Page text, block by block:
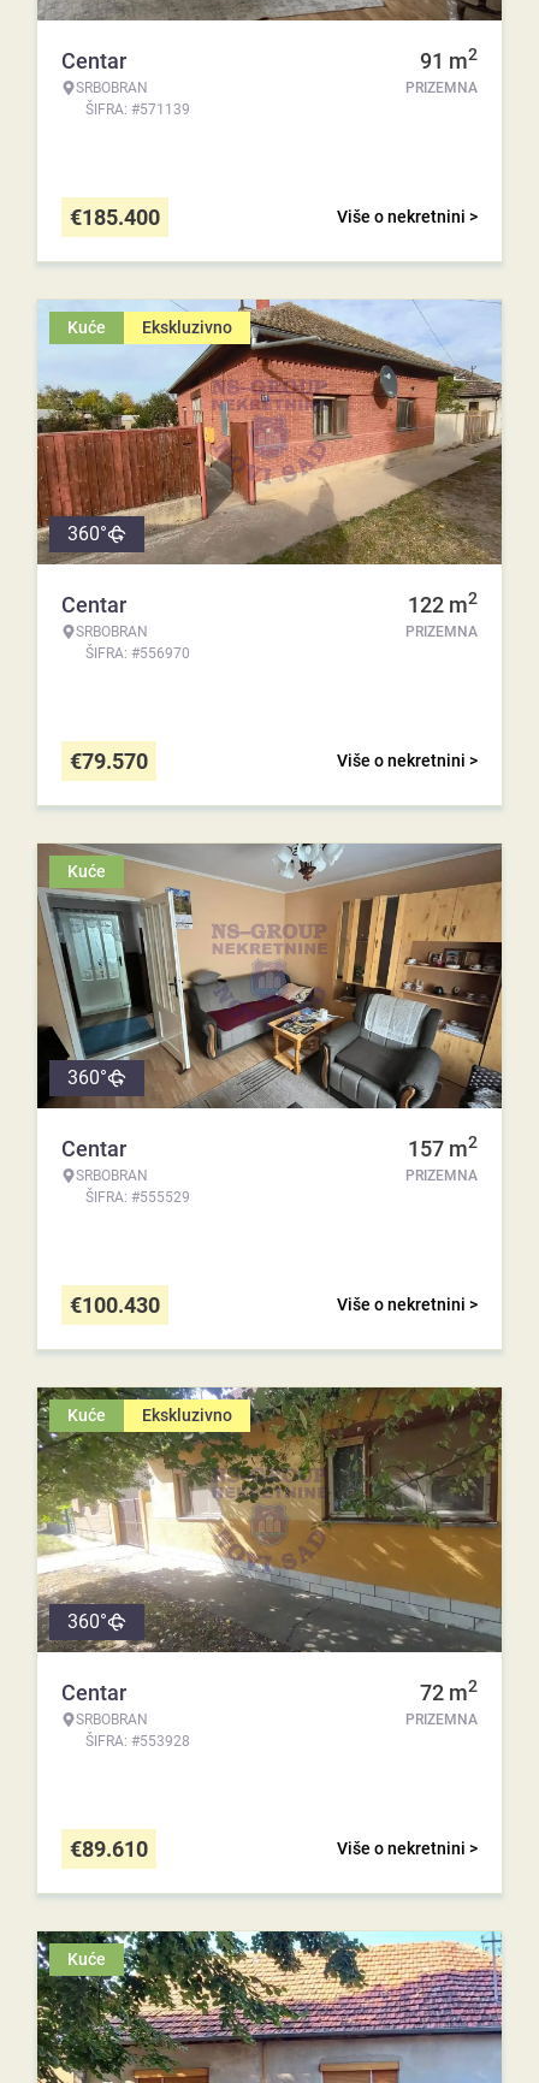
Centar
SRBOBRAN
ŠIFRA: #571139
91 m2
PRIZEMNA
Više o nekretnini >
€185.400
Kuće Ekskluzivno
360°
Centar
SRBOBRAN
ŠIFRA: #556970
122 m2
PRIZEMNA
Više o nekretnini >
€79.570
Kuće
360°
Centar
SRBOBRAN
ŠIFRA: #555529
157 m2
PRIZEMNA
Više o nekretnini >
€100.430
Kuće Ekskluzivno
360°
Centar
SRBOBRAN
ŠIFRA: #553928
72 m2
PRIZEMNA
Više o nekretnini >
€89.610
Kuće